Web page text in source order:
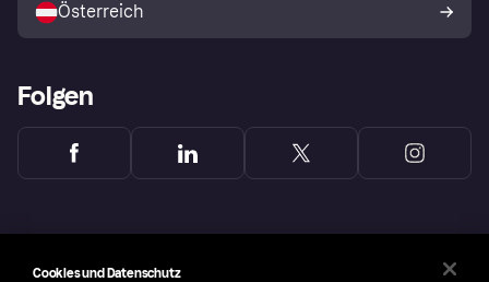
Österreich
Folgen
Cookies und Datenschutz